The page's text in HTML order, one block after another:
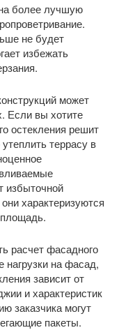
более лучшую
не будет
избежать
может
Если вы хотите
остекления решит
террасу в
избыточной
характеризуются
расчет фасадного
нагрузки на фасад,
зависит от
и характеристик
заказчика могут
пакеты.